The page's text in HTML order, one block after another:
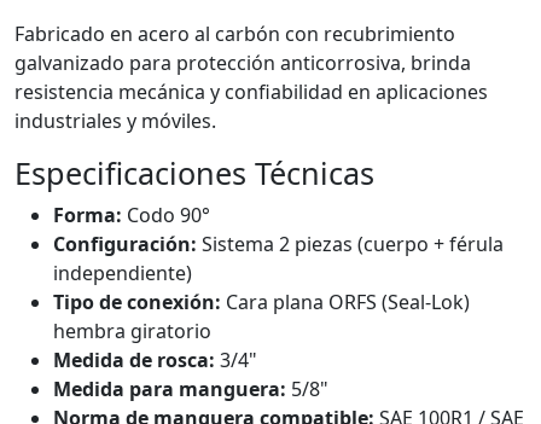
Fabricado en acero al carbón con recubrimiento
galvanizado para protección anticorrosiva, brinda
resistencia mecánica y confiabilidad en aplicaciones
industriales y móviles.
Especificaciones Técnicas
Forma: Codo 90°
Configuración: Sistema 2 piezas (cuerpo + férula
independiente)
Tipo de conexión: Cara plana ORFS (Seal-Lok)
hembra giratorio
Medida de rosca: 3/4"
Medida para manguera: 5/8"
Norma de manguera compatible: SAE 100R1 / SAE